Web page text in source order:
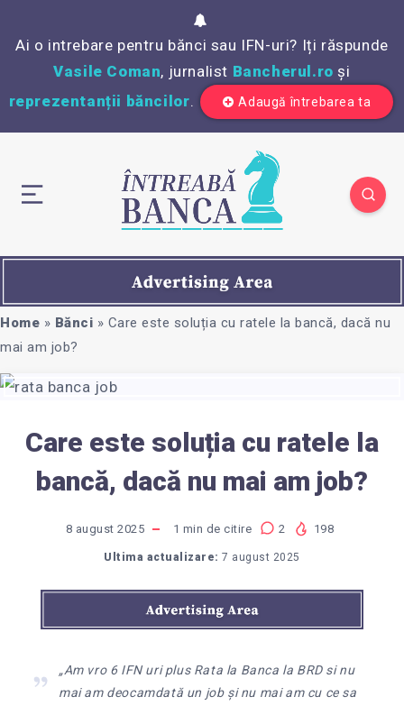
Ai o intrebare pentru bănci sau IFN-uri? Iți răspunde
Vasile Coman, jurnalist Bancherul.ro și
reprezentanții băncilor. Adaugă întrebarea ta
Home » Bănci » Care este soluția cu ratele la bancă, dacă nu
mai am job?
Care este soluția cu ratele la
bancă, dacă nu mai am job?
8 august 2025 1 min de citire 2 198
Ultima actualizare: 7 august 2025
„Am vro 6 IFN uri plus Rata la Banca la BRD si nu
mai am deocamdată un job și nu mai am cu ce sa